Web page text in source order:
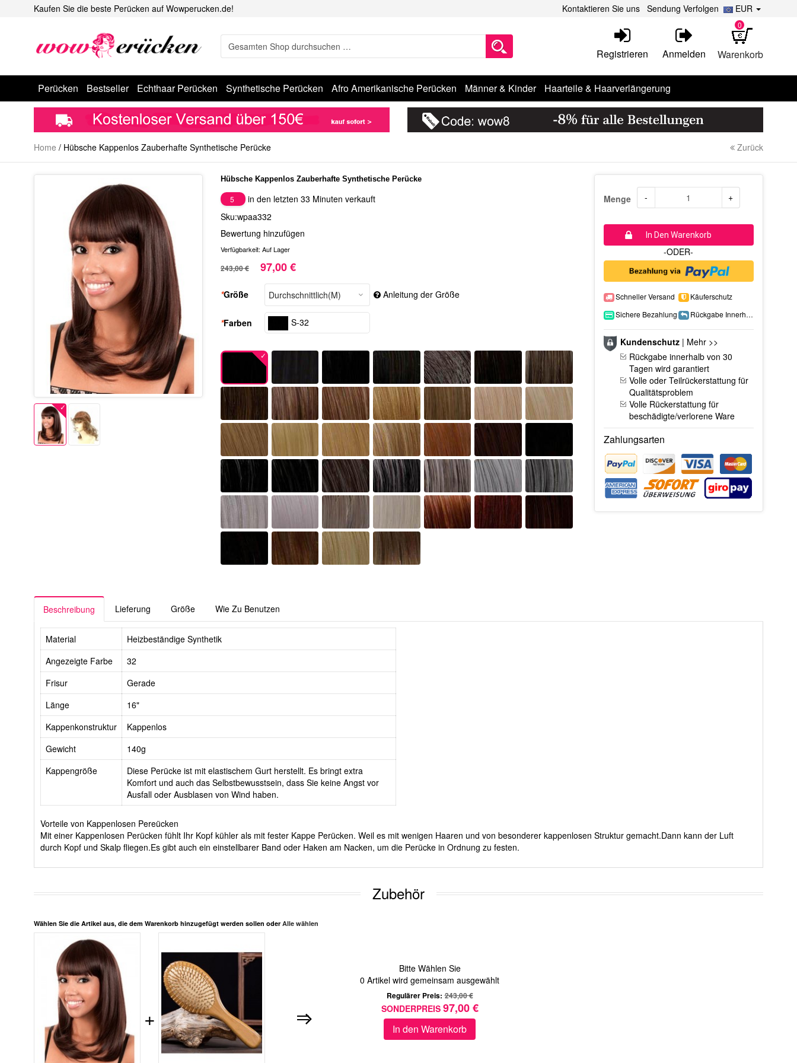
Kaufen Sie die beste Perücken auf Wowperucken.de! EUR
Kontaktieren Sie uns Sendung Verfolgen
Warenkorb
0
Registrieren Anmelden
Perücken Bestseller Echthaar Perücken Synthetische Perücken Afro Amerikanische Perücken Männer & Kinder Haarteile & Haarverlängerung
Home / Hübsche Kappenlos Zauberhafte Synthetische Perücke Zurück
Hübsche Kappenlos Zauberhafte Synthetische Perücke
5
in den letzten 33 Minuten verkauft
Sku:wpaa332
Bewertung hinzufügen
Verfügbarkeit: Auf Lager
243,00 € 97,00 €
*Größe Anleitung der Größe
*Farben S-32
Menge - +
In Den Warenkorb
-ODER-
Schneller Versand
Käuferschutz
Sichere Bezahlung
Rückgabe Innerhalb 15 Tage
Kundenschutz| Mehr >>
Rückgabe innerhalb von 30
Tagen wird garantiert
Volle oder Teilrückerstattung für
Qualitätsproblem
Volle Rückerstattung für
beschädigte/verlorene Ware
Zahlungsarten
Beschreibung Lieferung Größe Wie Zu Benutzen
Material
Heizbeständige Synthetik
Angezeigte Farbe
32
Frisur
Gerade
Länge
16"
Kappenkonstruktur
Kappenlos
Gewicht
140g
Kappengröße
Diese Perücke ist mit elastischem Gurt herstellt. Es bringt extra
Komfort und auch das Selbstbewusstsein, dass Sie keine Angst vor
Ausfall oder Ausblasen von Wind haben.
Vorteile von Kappenlosen Pereücken
Mit einer Kappenlosen Perücken fühlt Ihr Kopf kühler als mit fester Kappe Perücken. Weil es mit wenigen Haaren und von besonderer kappenlosen Struktur gemacht.Dann kann der Luft
durch Kopf und Skalp fliegen.Es gibt auch ein einstellbarer Band oder Haken am Nacken, um die Perücke in Ordnung zu festen.
Zubehör
Wählen Sie die Artikel aus, die dem Warenkorb hinzugefügt werden sollen oder Alle wählen
+
Bitte Wählen Sie
0 Artikel wird gemeinsam ausgewählt
Regulärer Preis: 243,00 €
SONDERPREIS 97,00 €
In den Warenkorb